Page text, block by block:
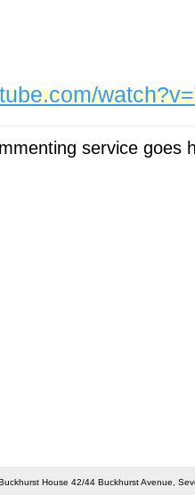
service goes
House 42/44 Buckhurst Avenue,